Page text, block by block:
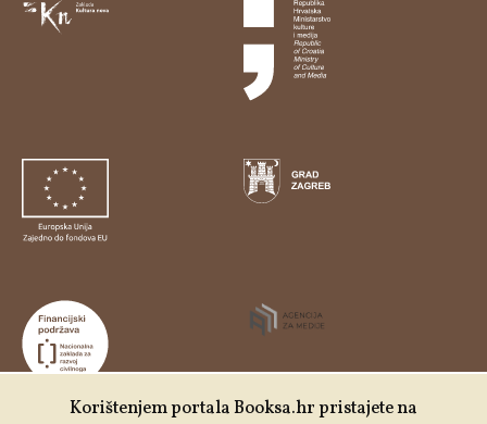
Korištenjem portala Booksa.hr pristajete na